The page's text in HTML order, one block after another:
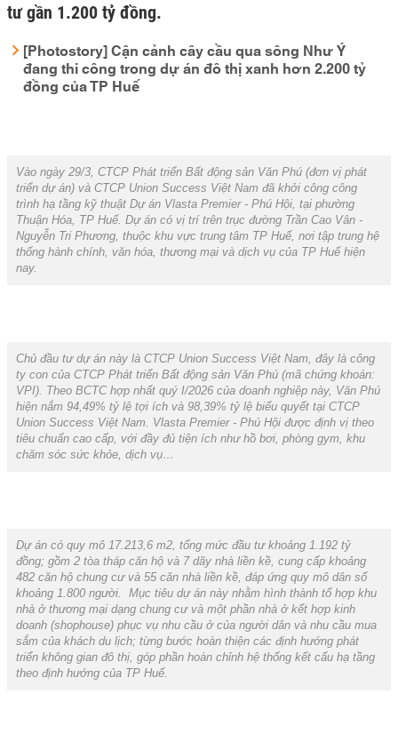
tư gần 1.200 tỷ đồng.
[Photostory] Cận cảnh cây cầu qua sông Như Ý
đang thi công trong dự án đô thị xanh hơn 2.200 tỷ
đồng của TP Huế
Vào ngày 29/3, CTCP Phát triển Bất động sản Văn Phú (đơn vị phát
triển dự án) và CTCP Union Success Việt Nam đã khởi công công
trình hạ tầng kỹ thuật Dự án Vlasta Premier - Phú Hội, tại phường
Thuận Hóa, TP Huế. Dự án có vị trí trên trục đường Trần Cao Vân -
Nguyễn Tri Phương, thuộc khu vực trung tâm TP Huế, nơi tập trung hệ
thống hành chính, văn hóa, thương mại và dịch vụ của TP Huế hiện
nay.
Chủ đầu tư dự án này là CTCP Union Success Việt Nam, đây là công
ty con của CTCP Phát triển Bất động sản Văn Phú (mã chứng khoán:
VPI). Theo BCTC hợp nhất quý I/2026 của doanh nghiệp này, Văn Phú
hiện nắm 94,49% tỷ lệ tợi ích và 98,39% tỷ lệ biểu quyết tại CTCP
Union Success Việt Nam. Vlasta Premier - Phú Hội được định vị theo
tiêu chuẩn cao cấp, với đầy đủ tiện ích như hồ bơi, phòng gym, khu
chăm sóc sức khỏe, dịch vụ…
Dự án có quy mô 17.213,6 m2, tổng mức đầu tư khoảng 1.192 tỷ
đồng; gồm 2 tòa tháp căn hộ và 7 dãy nhà liền kề, cung cấp khoảng
482 căn hộ chung cư và 55 căn nhà liền kề, đáp ứng quy mô dân số
khoảng 1.800 người. Mục tiêu dự án này nhằm hình thành tổ hợp khu
nhà ở thương mại dạng chung cư và một phần nhà ở kết hợp kinh
doanh (shophouse) phục vụ nhu cầu ở của người dân và nhu cầu mua
sắm của khách du lịch; từng bước hoàn thiện các định hướng phát
triển không gian đô thị, góp phần hoàn chỉnh hệ thống kết cấu hạ tầng
theo định hướng của TP Huế.